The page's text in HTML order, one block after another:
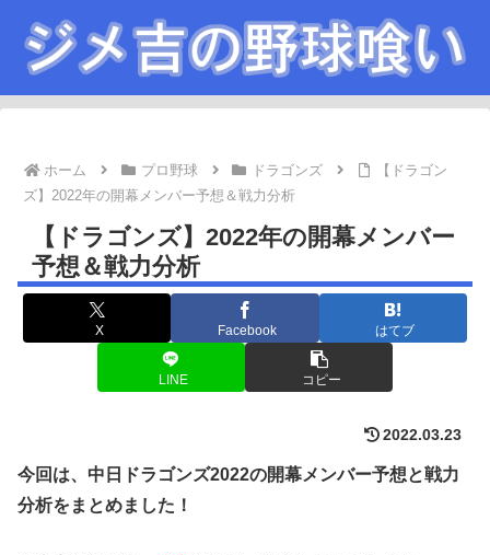
ホーム プロ野球 ドラゴンズ
【ドラゴン
ズ】2022年の開幕メンバー予想＆戦力分析
【ドラゴンズ】2022年の開幕メンバー
予想＆戦力分析
X Facebook はてブ
LINE コピー
2022.03.23
今回は、 中日ドラゴンズ2022の開幕メンバー予想と戦力
分析をまとめました！